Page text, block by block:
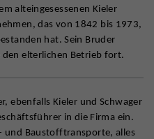
alteingesessenen Kieler
das von 1842 bis 1973,
hat. Sein Bruder
elterlichen Betrieb fort.
ebenfalls Kieler und Schwager
in die Firma ein.
und Baustofftransporte, alles